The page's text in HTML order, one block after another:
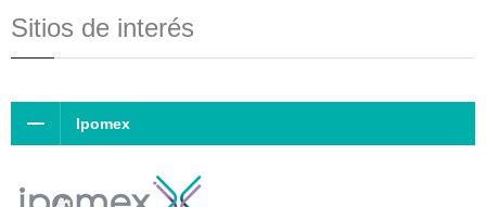
Sitios de interés
Ipomex